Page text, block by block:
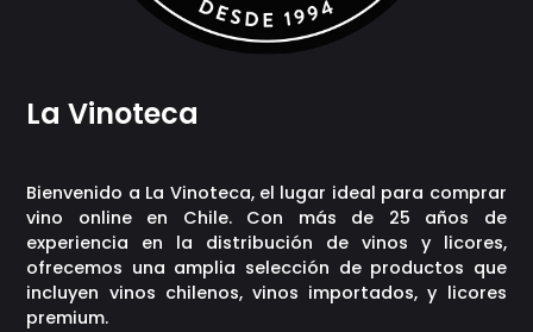
La Vinoteca
Bienvenido a La Vinoteca, el lugar ideal para comprar
vino online en Chile. Con más de 25 años de
experiencia en la distribución de vinos y licores,
ofrecemos una amplia selección de productos que
incluyen vinos chilenos, vinos importados, y licores
premium.